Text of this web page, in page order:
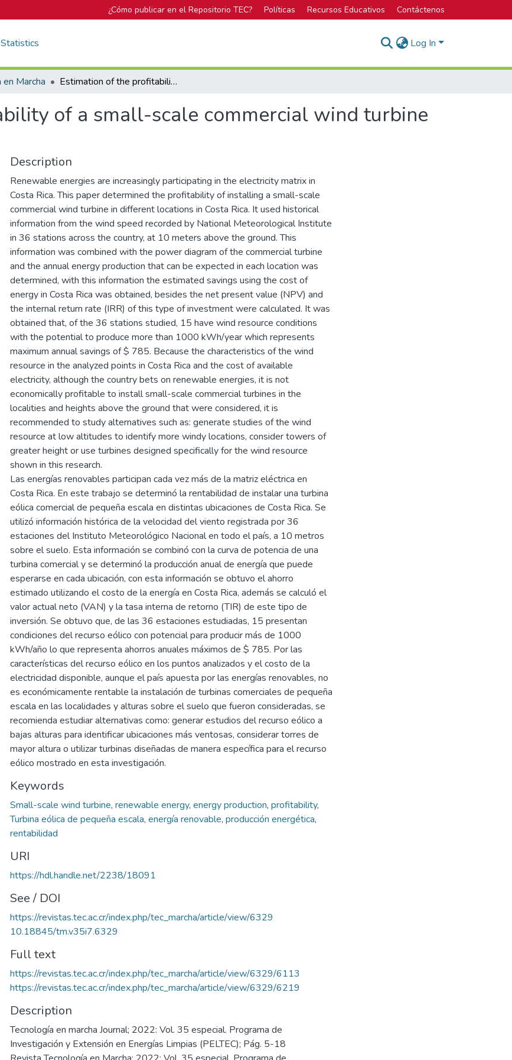
¿Cómo publicar en el Repositorio TEC? Políticas Recursos Educativos Contáctenos
Statistics Log In
en Marcha Estimation of the profitability of a small-scale commercial wind turbine in Costa Rica
of a small-scale commercial wind turbine
Description
Renewable energies are increasingly participating in the electricity matrix in
Costa Rica. This paper determined the profitability of installing a small-scale
commercial wind turbine in different locations in Costa Rica. It used historical
information from the wind speed recorded by National Meteorological Institute
in 36 stations across the country, at 10 meters above the ground. This
information was combined with the power diagram of the commercial turbine
and the annual energy production that can be expected in each location was
determined, with this information the estimated savings using the cost of
energy in Costa Rica was obtained, besides the net present value (NPV) and
the internal return rate (IRR) of this type of investment were calculated. It was
obtained that, of the 36 stations studied, 15 have wind resource conditions
with the potential to produce more than 1000 kWh/year which represents
maximum annual savings of $ 785. Because the characteristics of the wind
resource in the analyzed points in Costa Rica and the cost of available
electricity, although the country bets on renewable energies, it is not
economically profitable to install small-scale commercial turbines in the
localities and heights above the ground that were considered, it is
recommended to study alternatives such as: generate studies of the wind
resource at low altitudes to identify more windy locations, consider towers of
greater height or use turbines designed specifically for the wind resource
shown in this research.
Las energías renovables participan cada vez más de la matriz eléctrica en
Costa Rica. En este trabajo se determinó la rentabilidad de instalar una turbina
eólica comercial de pequeña escala en distintas ubicaciones de Costa Rica. Se
utilizó información histórica de la velocidad del viento registrada por 36
estaciones del Instituto Meteorológico Nacional en todo el país, a 10 metros
sobre el suelo. Esta información se combinó con la curva de potencia de una
turbina comercial y se determinó la producción anual de energía que puede
esperarse en cada ubicación, con esta información se obtuvo el ahorro
estimado utilizando el costo de la energía en Costa Rica, además se calculó el
valor actual neto (VAN) y la tasa interna de retorno (TIR) de este tipo de
inversión. Se obtuvo que, de las 36 estaciones estudiadas, 15 presentan
condiciones del recurso eólico con potencial para producir más de 1000
kWh/año lo que representa ahorros anuales máximos de $ 785. Por las
características del recurso eólico en los puntos analizados y el costo de la
electricidad disponible, aunque el país apuesta por las energías renovables, no
es económicamente rentable la instalación de turbinas comerciales de pequeña
escala en las localidades y alturas sobre el suelo que fueron consideradas, se
recomienda estudiar alternativas como: generar estudios del recurso eólico a
bajas alturas para identificar ubicaciones más ventosas, considerar torres de
mayor altura o utilizar turbinas diseñadas de manera específica para el recurso
eólico mostrado en esta investigación.
Keywords
Small-scale wind turbine, renewable energy, energy production, profitability,
Turbina eólica de pequeña escala, energía renovable, producción energética,
rentabilidad
URI
https://hdl.handle.net/2238/18091
See / DOI
https://revistas.tec.ac.cr/index.php/tec_marcha/article/view/6329
10.18845/tm.v35i7.6329
Full text
https://revistas.tec.ac.cr/index.php/tec_marcha/article/view/6329/6113
https://revistas.tec.ac.cr/index.php/tec_marcha/article/view/6329/6219
Description
Tecnología en marcha Journal; 2022: Vol. 35 especial. Programa de
Investigación y Extensión en Energías Limpias (PELTEC); Pág. 5-18